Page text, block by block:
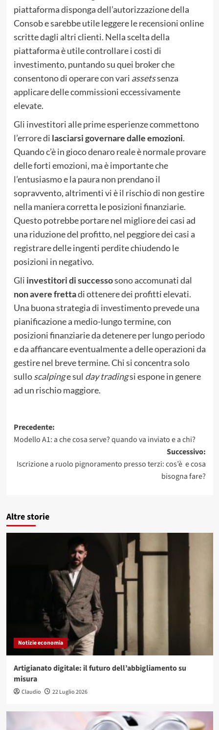
piattaforma disponga dell’autorizzazione della
Consob e sarebbe utile leggere le recensioni online
scritte dagli altri clienti. Nella scelta della
piattaforma è utile controllare i costi di
investimento, puntando su quei broker che
consentono di operare con vari assetssenza
applicare delle commissioni eccessivamente
elevate.
Gli investitori alle prime esperienze commettono
l’errore di lasciarsi governare dalle emozioni.
Quando c’è in gioco denaro reale è normale provare
delle forti emozioni, ma è importante che
l’entusiasmo e la paura non prendano il
sopravvento, altrimenti vi è il rischio di non gestire
nella maniera corretta le posizioni finanziarie.
Questo potrebbe portare nel migliore dei casi ad
una riduzione del profitto, nel peggiore dei casi a
registrare delle ingenti perdite chiudendo le
posizioni in negativo.
Gli investitori di successosono accomunati dal
non avere frettadi ottenere dei profitti elevati.
Una buona strategia di investimento prevede una
pianificazione a medio-lungo termine, con
posizioni finanziarie da detenere per lungo periodo
e da affiancare eventualmente a delle operazioni da
gestire nel breve termine. Chi si concentra solo
sulloscalpinge sul day tradingsi espone in genere
ad un rischio maggiore.
Navigazione
articolo
Precedente:
Modello A1: a che cosa serve? quando va inviato e a chi?
Successivo:
Iscrizione a ruolo pignoramento presso terzi: cos’è e cosa
bisogna fare?
Altre storie
Notizie economia
Artigianato digitale: il futuro dell’abbigliamento su
misura
Claudio 22 Luglio 2026